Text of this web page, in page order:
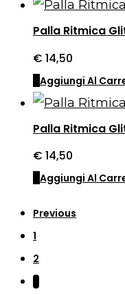
Palla Ritmica
€ 14,50
Aggiungi Al
Palla Ritmica
€ 14,50
Aggiungi Al
Previous
1
2